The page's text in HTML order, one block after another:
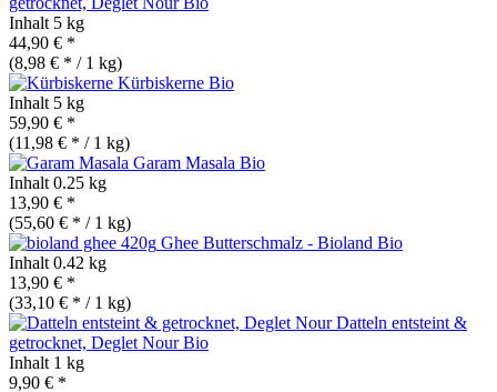
Inhalt 5 kg
44,90 € *
(8,98 € * / 1 kg)
Kürbiskerne Bio
Inhalt 5 kg
59,90 € *
(11,98 € * / 1 kg)
Garam Masala Bio
Inhalt 0.25 kg
13,90 € *
(55,60 € * / 1 kg)
Ghee Butterschmalz - Bioland Bio
Inhalt 0.42 kg
13,90 € *
(33,10 € * / 1 kg)
Datteln entsteint &
getrocknet, Deglet NourBio
Inhalt 1 kg
9,90 € *